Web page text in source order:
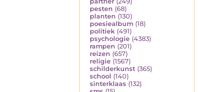
pesten (68)
planten (130)
poesiealbum (18)
politiek (491)
psychologie (4383)
rampen (201)
reizen (657)
religie (1567)
schilderkunst (365)
school (140)
sinterklaas (132)